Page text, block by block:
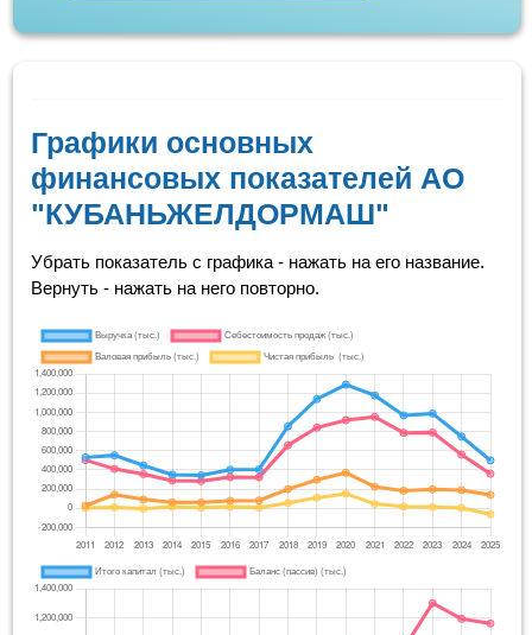
Графики основных
финансовых показателей АО
"КУБАНЬЖЕЛДОРМАШ"
Убрать показатель с графика - нажать на его название.
Вернуть - нажать на него повторно.